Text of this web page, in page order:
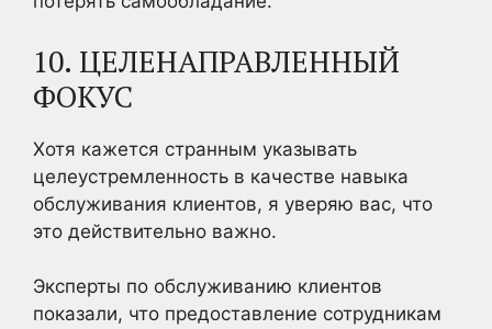
10. ЦЕЛЕНАПРАВЛЕННЫЙ
ФОКУС
Хотя кажется странным указывать
целеустремленность в качестве навыка
обслуживания клиентов, я уверяю вас, что
это действительно важно.
Эксперты по обслуживанию клиентов
показали, что предоставление сотрудникам